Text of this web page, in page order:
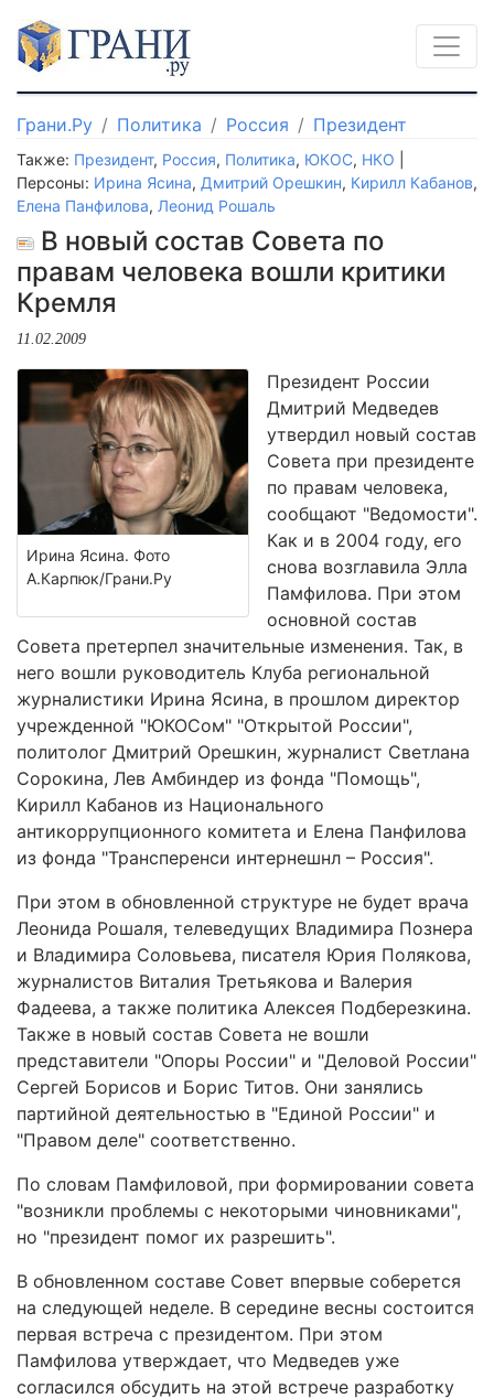
Грани.Ру Политика Россия Президент
Также: Президент, Россия, Политика, ЮКОС, НКО
Персоны: Ирина Ясина, Дмитрий Орешкин, Кирилл Кабанов,
Елена Панфилова, Леонид Рошаль
В новый состав Совета по
правам человека вошли критики
Кремля
11.02.2009
Ирина Ясина. Фото
А.Карпюк/Грани.Ру
Президент России
Дмитрий Медведев
утвердил новый состав
Совета при президенте
по правам человека,
сообщают "Ведомости".
Как и в 2004 году, его
снова возглавила Элла
Памфилова. При этом
основной состав
Совета претерпел значительные изменения. Так, в
него вошли руководитель Клуба региональной
журналистики Ирина Ясина, в прошлом директор
учрежденной "ЮКОСом" "Открытой России",
политолог Дмитрий Орешкин, журналист Светлана
Сорокина, Лев Амбиндер из фонда "Помощь",
Кирилл Кабанов из Национального
антикоррупционного комитета и Елена Панфилова
из фонда "Трансперенси интернешнл – Россия".
При этом в обновленной структуре не будет врача
Леонида Рошаля, телеведущих Владимира Познера
и Владимира Соловьева, писателя Юрия Полякова,
журналистов Виталия Третьякова и Валерия
Фадеева, а также политика Алексея Подберезкина.
Также в новый состав Совета не вошли
представители "Опоры России" и "Деловой России"
Сергей Борисов и Борис Титов. Они занялись
партийной деятельностью в "Единой России" и
"Правом деле" соответственно.
По словам Памфиловой, при формировании совета
"возникли проблемы с некоторыми чиновниками",
но "президент помог их разрешить".
В обновленном составе Совет впервые соберется
на следующей неделе. В середине весны состоится
первая встреча с президентом. При этом
Памфилова утверждает, что Медведев уже
согласился обсудить на этой встрече разработку